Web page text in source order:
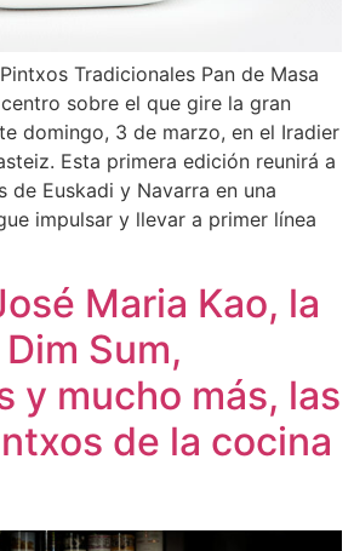
Tradicionales Pan de Masa
sobre el que gire la gran
domingo, 3 de marzo, en el Iradier
Esta primera edición reunirá a
de Euskadi y Navarra en una
impulsar y llevar a primer línea
Maria Kao, la
Sum,
y mucho más, las
de la cocina